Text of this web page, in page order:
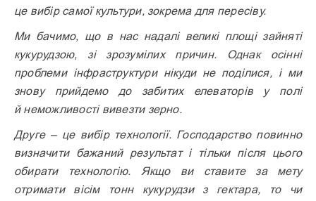
це вибір самої культури, зокрема для пересіву.
Ми бачимо, що в нас надалі великі площі зайняті
кукурудзою, зі зрозумілих причин. Однак осінні
проблеми інфраструктури нікуди не поділися, і ми
знову прийдемо до забитих елеваторів у полі
й неможливості вивезти зерно.
Друге – це вибір технології. Господарство повинно
визначити бажаний результат і тільки після цього
обирати технологію. Якщо ви ставите за мету
отримати вісім тонн кукурудзи з гектара, то чи